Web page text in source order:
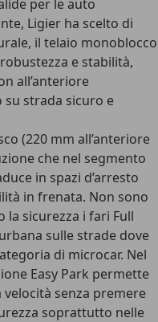
per le auto
Ligier ha scelto di
il telaio monoblocco
e stabilità,
all’anteriore
strada sicuro e
(220 mm all’anteriore
che nel segmento
in spazi d’arresto
in frenata. Non sono
la sicurezza i fari Full
sulle strade dove
di microcar. Nel
Easy Park permette
senza premere
soprattutto nelle